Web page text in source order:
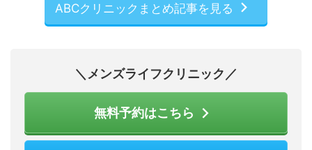
ABCクリニックまとめ記事を見る
＼メンズライフクリニック／
無料予約はこちら